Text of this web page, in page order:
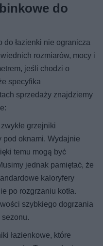
do
łazienki nie ogranicza
rozmiarów, mocy i
jeśli chodzi o
specyfika
sprzedaży znajdziemy
grzejniki
pod oknami. Wydajnie
temu mogą być
jednak pamiętać, że
kaloryfery
po rozgrzaniu kotła.
szybkiego dogrzania
łazienkowe, które